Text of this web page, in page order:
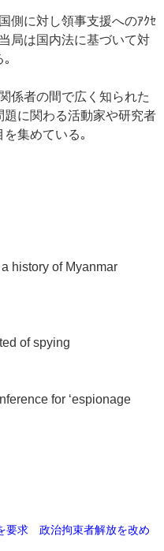
側に対し領事支援へのｱｸｾ
局は国内法に基づいて対
係者の間で広く知られた
題に関わる活動家や研究者
集めている｡
history of Myanmar
of spying
for ‘espionage
要求 政治拘束者解放を改め